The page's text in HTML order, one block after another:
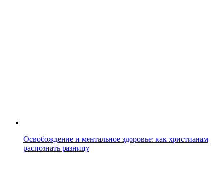
Освобождение и ментальное здоровье: как христианам
распознать разницу